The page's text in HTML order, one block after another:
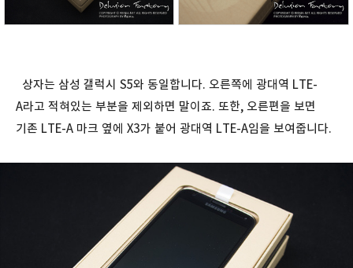
상자는 삼성 갤럭시 S5와 동일합니다. 오른쪽에 광대역 LTE-
A라고 적혀있는 부분을 제외하면 말이죠. 또한, 오른편을 보면
기존 LTE-A 마크 옆에 X3가 붙어 광대역 LTE-A임을 보여줍니다.